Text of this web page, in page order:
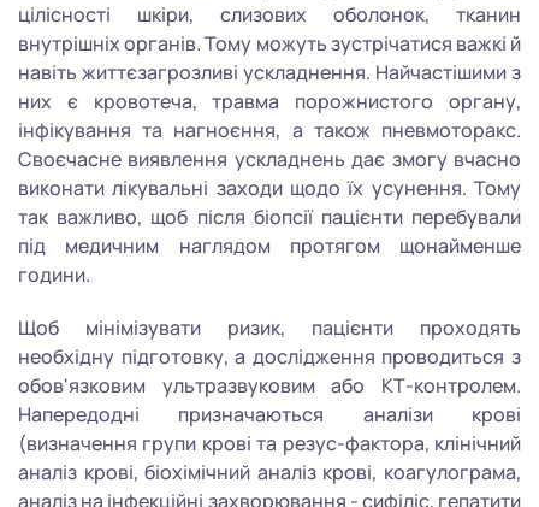
цілісності шкіри, слизових оболонок, тканин
внутрішніх органів. Тому можуть зустрічатися важкі й
навіть життєзагрозливі ускладнення. Найчастішими з
них є кровотеча, травма порожнистого органу,
інфікування та нагноєння, а також пневмоторакс.
Своєчасне виявлення ускладнень дає змогу вчасно
виконати лікувальні заходи щодо їх усунення. Тому
так важливо, щоб після біопсії пацієнти перебували
під медичним наглядом протягом щонайменше
години.
Щоб мінімізувати ризик, пацієнти проходять
необхідну підготовку, а дослідження проводиться з
обов'язковим ультразвуковим або КТ-контролем.
Напередодні призначаються аналізи крові
(визначення групи крові та резус-фактора, клінічний
аналіз крові, біохімічний аналіз крові, коагулограма,
аналіз на інфекційні захворювання - сифіліс, гепатити